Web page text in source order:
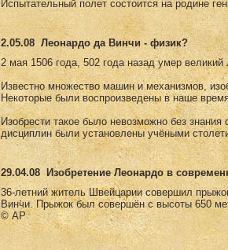
Испытательный полет состоится на родине
2.05.08 Леонардо да Винчи - физик?
2 мая 1506 года, 502 года назад умер
Известно множество машин и механизмов,
Некоторые были воспроизведены в наше
Изобрести такое было невозможно без
дисциплин были установлены учёными
29.04.08
Изобретение Леонардо в
36-летний житель Швейцарии совершил
Винчи. Прыжок был совершён с высоты 650
© AP